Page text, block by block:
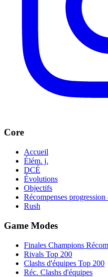
Core
Accueil
Élém. j.
DCÉ
Évolutions
Objectifs
Récompenses progression
Rush
Game Modes
Finales Champions
Rivals Top 200
Clashs d'équipes Top 200
Réc. Clashs d'équipes